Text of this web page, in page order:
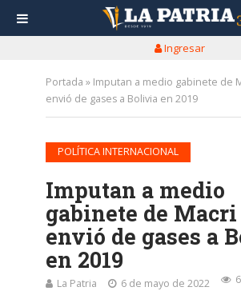
Ingresar
Portada » Imputan a medio gabinete de
envió de gases a Bolivia en 2019
POLÍTICA INTERNACIONAL
Imputan a medio
gabinete de
envió de gases a
en 2019
La Patria 6 de mayo de 2022